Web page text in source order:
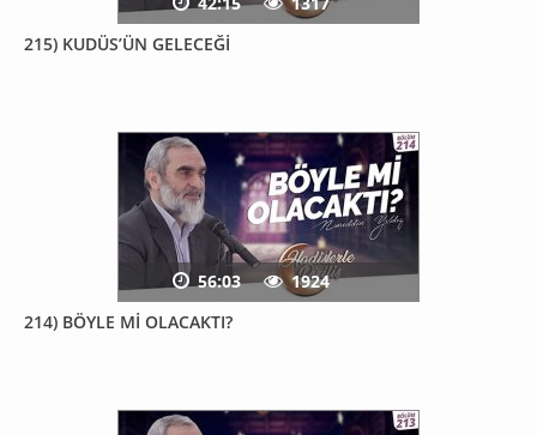
215) KUDÜS’ÜN GELECEĞİ
214) BÖYLE Mİ OLACAKTI?
56:03 1924